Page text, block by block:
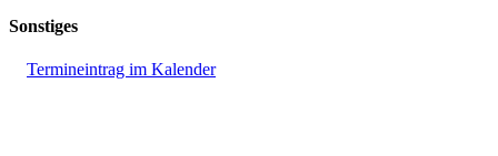
Sonstiges
Termineintrag im Kalender